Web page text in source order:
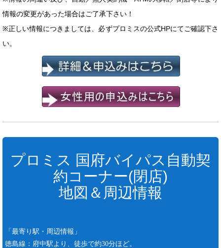
情報の変更があった場合はご了承下さい！
※正しい情報につきましては、必ずプロミスの公式HPにてご確認下さ
い。
プロミス 国府バイパス自動契
約コーナー(閉店)
地図＆周辺情報
「最寄り駅・周辺情報」
徳島線：府中駅より、徒歩で約30分ほど。